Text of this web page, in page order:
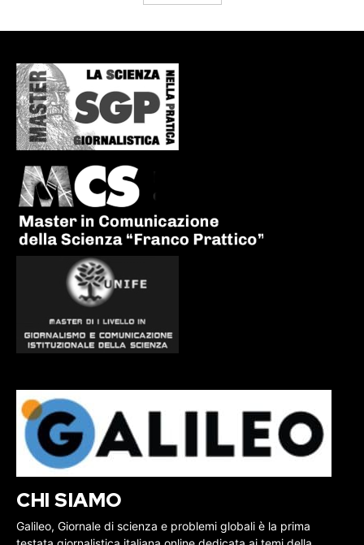
CHI SIAMO
Galileo, Giornale di scienza e problemi globali è la prima